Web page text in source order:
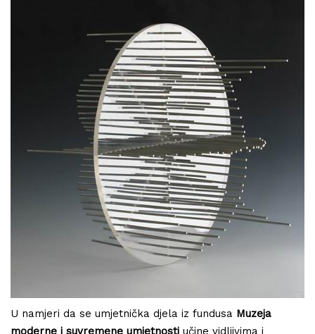
U namjeri da se umjetnička djela iz fundusa Muzeja
moderne i suvremene umjetnosti učine vidljivima i